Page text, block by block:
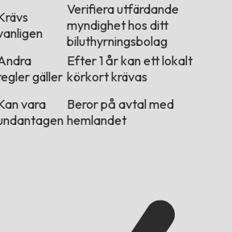
Verifiera utfärdande
myndighet hos ditt
biluthyrningsbolag
gäller
Efter 1 år kan ett lokalt
körkort krävas
vara
Beror på avtal med
hemlandet